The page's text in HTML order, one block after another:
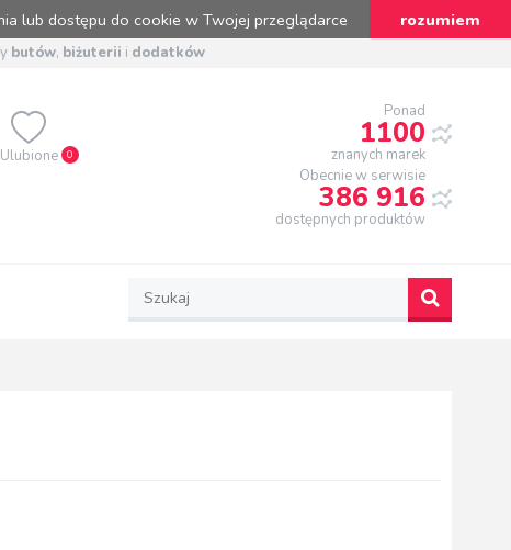
lub dostępu do cookie w Twojej przeglądarce rozumiem
butów, biżuterii i dodatków
Ulubione 0
Ponad
1100
znanych marek
Obecnie w serwisie
386 916
dostępnych produktów